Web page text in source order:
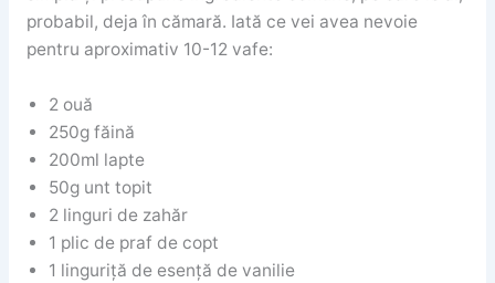
probabil, deja în cămară. Iată ce vei avea nevoie
pentru aproximativ 10-12 vafe:
2 ouă
250g făină
200ml lapte
50g unt topit
2 linguri de zahăr
1 plic de praf de copt
1 linguriță de esență de vanilie